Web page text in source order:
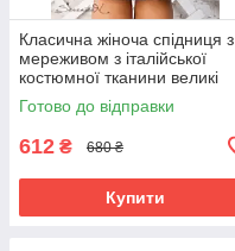
Класична жіноча спідниця з
мереживом з італійської
костюмної тканини великі
розміри 50
Готово до відправки
612 ₴ 680 ₴
Купити